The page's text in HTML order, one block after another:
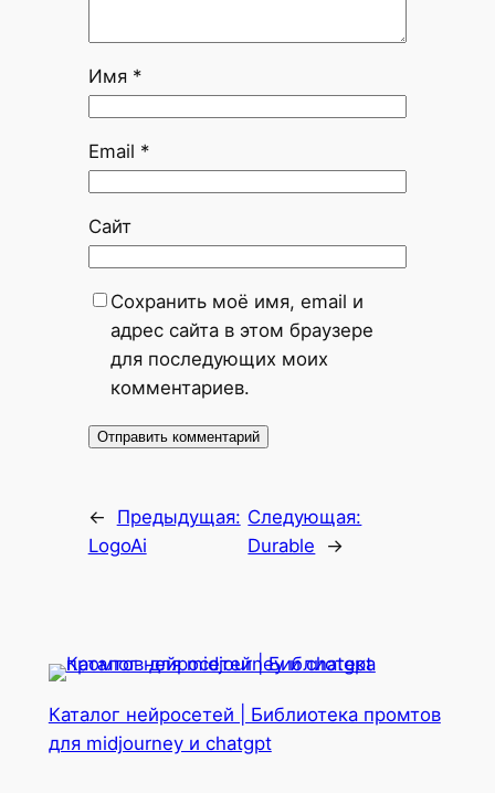
Имя *
Email *
Сайт
Сохранить моё имя, email и
адрес сайта в этом браузере
для последующих моих
комментариев.
←
Предыдущая:
LogoAi
Следующая:
Durable
→
Каталог нейросетей | Библиотека промтов
для midjourney и chatgpt